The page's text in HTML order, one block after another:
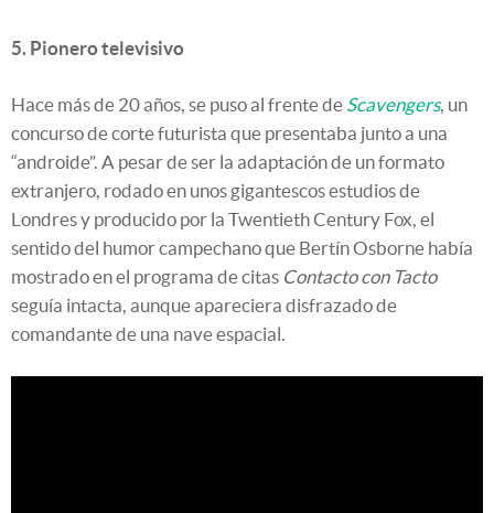
5. Pionero televisivo
Hace más de 20 años, se puso al frente de Scavengers, un
concurso de corte futurista que presentaba junto a una
“androide”. A pesar de ser la adaptación de un formato
extranjero, rodado en unos gigantescos estudios de
Londres y producido por la Twentieth Century Fox, el
sentido del humor campechano que Bertín Osborne había
mostrado en el programa de citas Contacto con Tacto
seguía intacta, aunque apareciera disfrazado de
comandante de una nave espacial.